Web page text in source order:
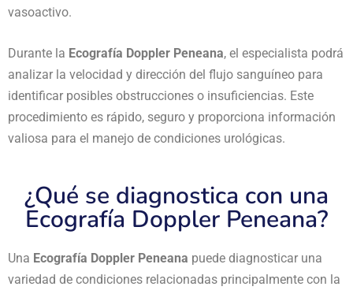
vasoactivo.
Durante la Ecografía Doppler Peneana, el especialista podrá
analizar la velocidad y dirección del flujo sanguíneo para
identificar posibles obstrucciones o insuficiencias. Este
procedimiento es rápido, seguro y proporciona información
valiosa para el manejo de condiciones urológicas.
¿Qué se diagnostica con una
Ecografía Doppler Peneana?
Una Ecografía Doppler Peneana puede diagnosticar una
variedad de condiciones relacionadas principalmente con la